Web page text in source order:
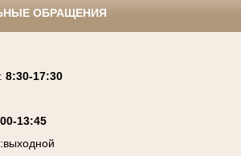
ОБРАЩЕНИЯ
8:30-17:30
13:45
:выходной